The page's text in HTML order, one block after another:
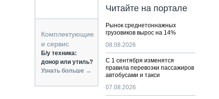
Комплектующие
и сервис
Б/у техника:
донор или утиль?
Узнать больше →
Читайте на портале
Рынок среднетоннажных
грузовиков вырос на 14%
08.08.2026
С 1 сентября изменятся
правила перевозки пассажиров
автобусами и такси
07.08.2026